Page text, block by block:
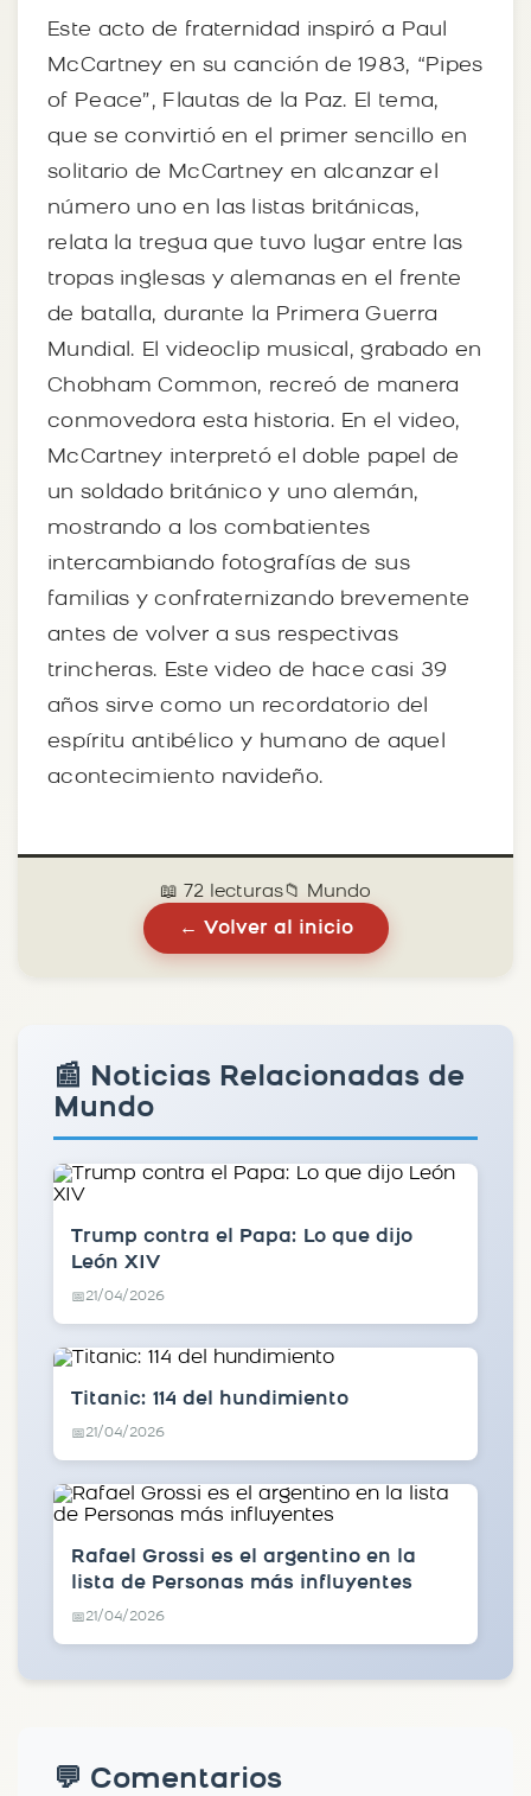
Este acto de fraternidad inspiró a Paul
McCartney en su canción de 1983, “Pipes
of Peace”, Flautas de la Paz. El tema,
que se convirtió en el primer sencillo en
solitario de McCartney en alcanzar el
número uno en las listas británicas,
relata la tregua que tuvo lugar entre las
tropas inglesas y alemanas en el frente
de batalla, durante la Primera Guerra
Mundial. El videoclip musical, grabado en
Chobham Common, recreó de manera
conmovedora esta historia. En el video,
McCartney interpretó el doble papel de
un soldado británico y uno alemán,
mostrando a los combatientes
intercambiando fotografías de sus
familias y confraternizando brevemente
antes de volver a sus respectivas
trincheras. Este video de hace casi 39
años sirve como un recordatorio del
espíritu antibélico y humano de aquel
acontecimiento navideño.
📖 72 lecturas📁 Mundo
← Volver al inicio
📰 Noticias Relacionadas de
Mundo
Trump contra el Papa: Lo que dijo
León XIV
📅21/04/2026
Titanic: 114 del hundimiento
📅21/04/2026
Rafael Grossi es el argentino en la
lista de Personas más influyentes
📅21/04/2026
💬 Comentarios